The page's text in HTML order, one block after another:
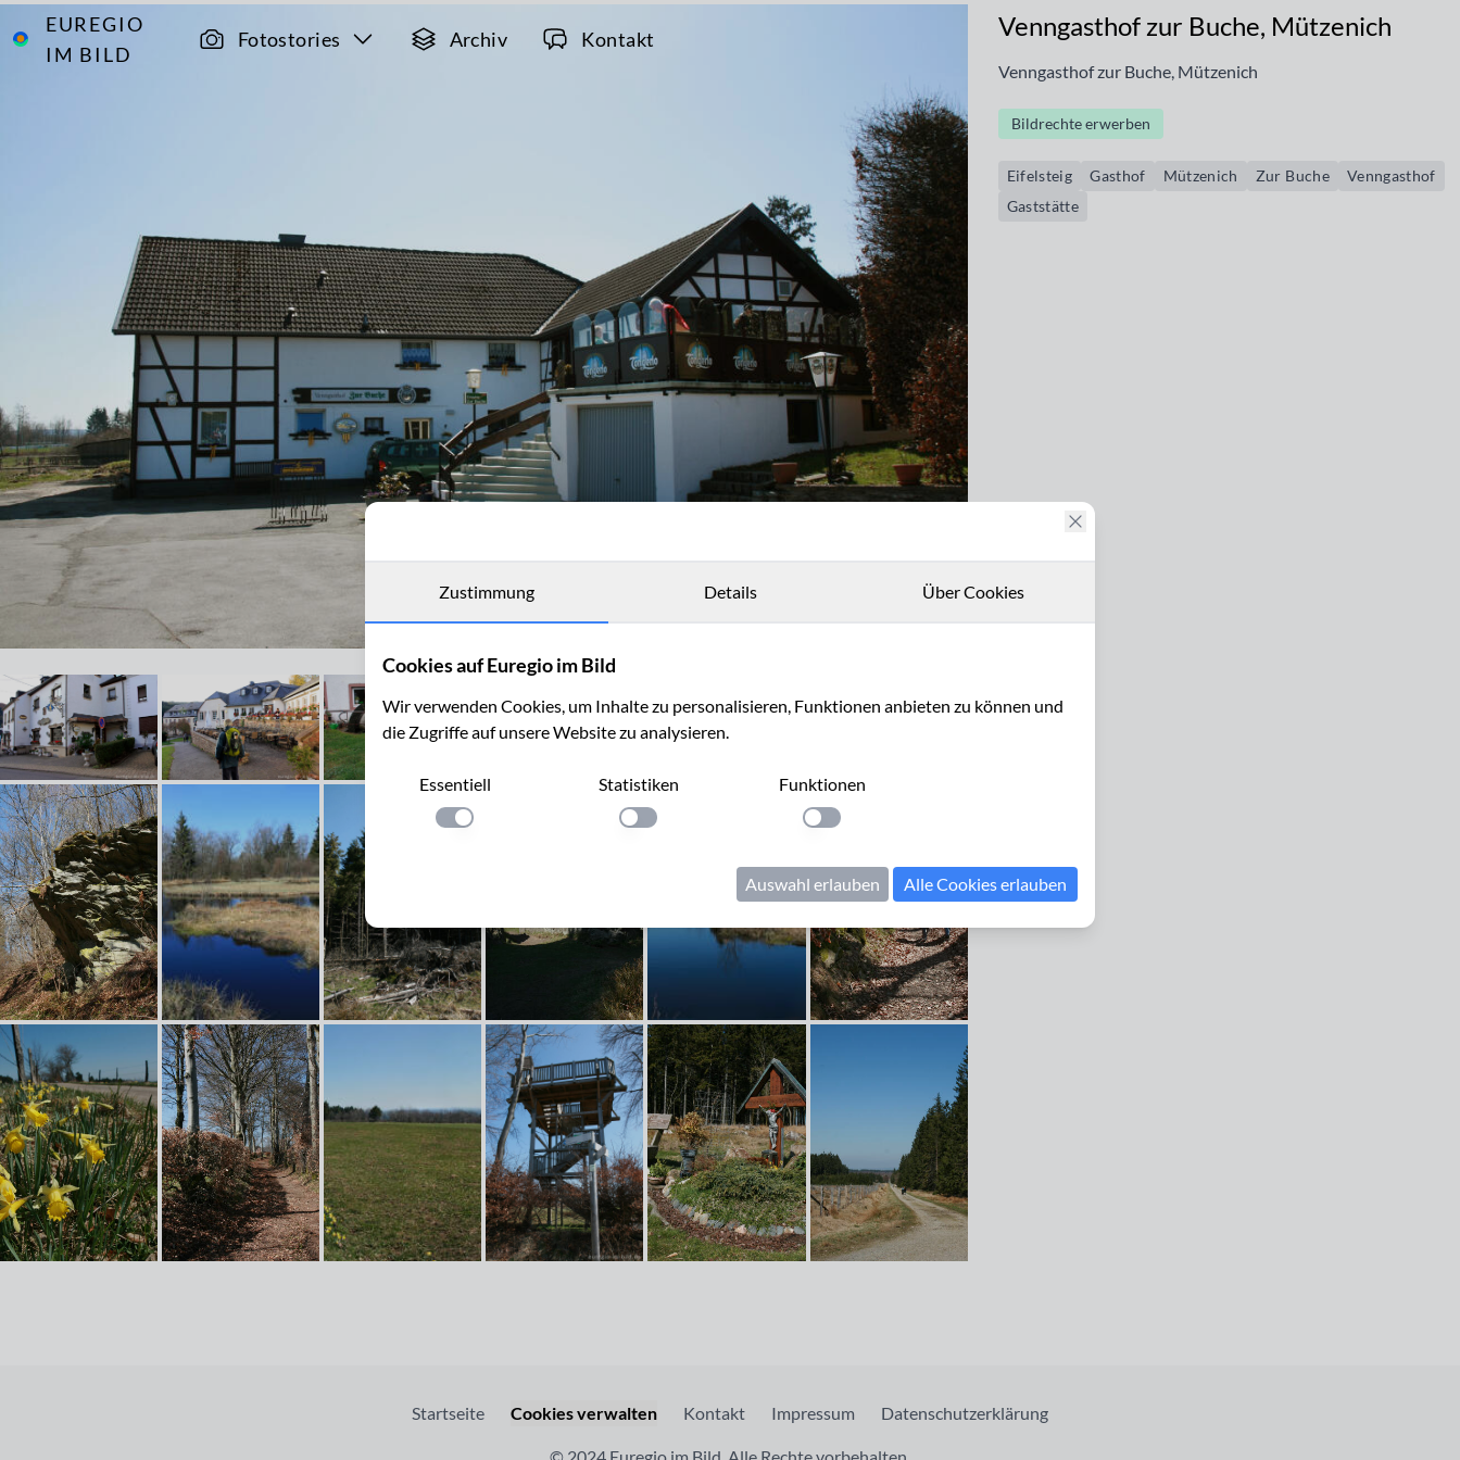
EUREGIO
IM BILD
Fotostories Archiv Kontakt
Archiv Venngasthof zur Buche, Mützenich
Venngasthof zur Buche, Mützenich
Bildrechte erwerben
Eifelsteig Gasthof Mützenich Zur Buche
Venngasthof
Gaststätte
Startseite Cookies verwalten Kontakt Impressum Datenschutzerklärung
Zustimmung Details Über Cookies
Cookies auf Euregio im Bild
Wir verwenden Cookies, um Inhalte zu personalisieren, Funktionen anbieten zu können und
die Zugriffe auf unsere Website zu analysieren.
Essentiell
Einstellung anwenden
Statistiken
Einstellung anwenden
Funktionen
Einstellung anwenden
Auswahl erlauben Alle Cookies erlauben